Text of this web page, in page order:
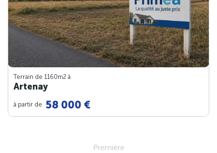
Terrain de 1160m2 à
Artenay
à partir de 58 000 €
Première